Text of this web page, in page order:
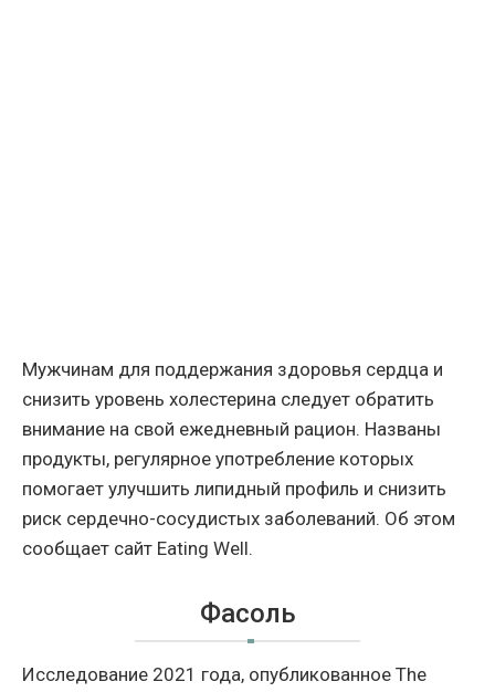
Мужчинам для поддержания здоровья сердца и
снизить уровень холестерина следует обратить
внимание на свой ежедневный рацион. Названы
продукты, регулярное употребление которых
помогает улучшить липидный профиль и снизить
риск сердечно-сосудистых заболеваний. Об этом
сообщает сайт Eating Well.
Фасоль
Исследование 2021 года, опубликованное The